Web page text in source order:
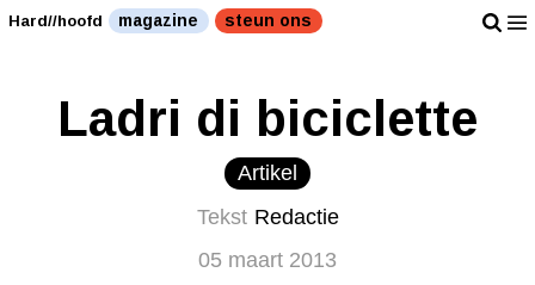
Hard//hoofd magazine steun ons
Ladri di biciclette
Artikel
Tekst Redactie
05 maart 2013